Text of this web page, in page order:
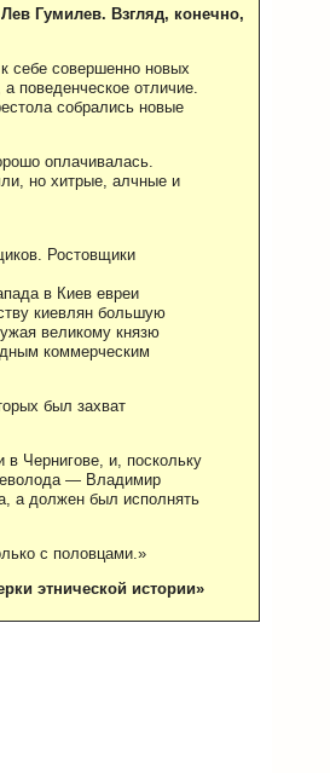
Гумилев. Взгляд, конечно,
себе совершенно новых
поведенческое отличие.
собрались новые
оплачивалась.
но хитрые, алчные и
Ростовщики
в Киев евреи
киевлян большую
великому князю
коммерческим
был захват
в Чернигове, и, поскольку
— Владимир
а должен был исполнять
с половцами.»
этнической истории»